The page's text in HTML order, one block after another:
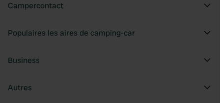
Campercontact
Populaires les aires de camping-car
Business
Autres